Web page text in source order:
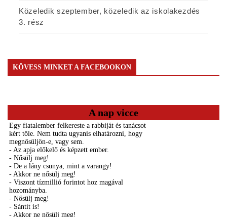
Közeledik szeptember, közeledik az iskolakezdés
3. rész
KÖVESS MINKET A FACEBOOKON
A nap vicce